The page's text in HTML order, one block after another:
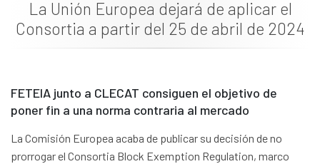
News
Job vacancies
La Unión Europea dejará de aplicar el
Consortia a partir del 25 de abril de 2024
FETEIA junto a CLECAT consiguen el objetivo de
poner fin a una norma contraria al mercado
La Comisión Europea acaba de publicar su decisión de no
prorrogar el Consortia Block Exemption Regulation, marco